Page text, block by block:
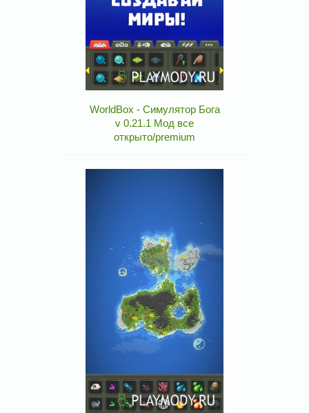
WorldBox - Симулятор Бога
v 0.21.1 Мод все
открыто/premium